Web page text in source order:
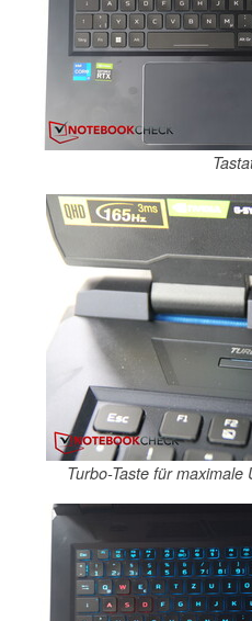
Turbo-Taste für